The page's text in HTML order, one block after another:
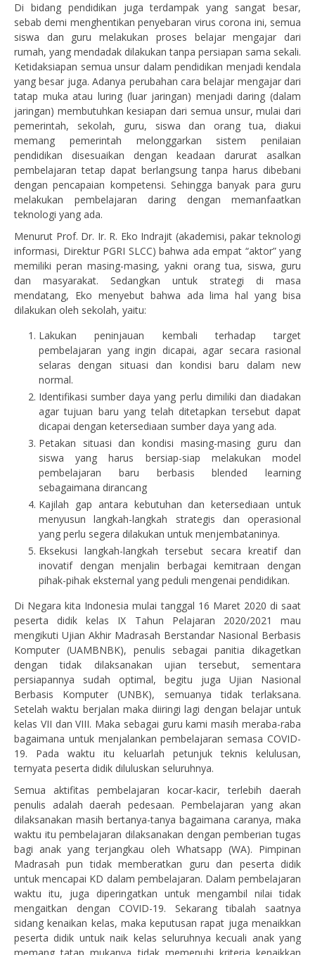
Di bidang pendidikan juga terdampak yang sangat besar,
sebab demi menghentikan penyebaran virus corona ini, semua
siswa dan guru melakukan proses belajar mengajar dari
rumah, yang mendadak dilakukan tanpa persiapan sama sekali.
Ketidaksiapan semua unsur dalam pendidikan menjadi kendala
yang besar juga. Adanya perubahan cara belajar mengajar dari
tatap muka atau luring (luar jaringan) menjadi daring (dalam
jaringan) membutuhkan kesiapan dari semua unsur, mulai dari
pemerintah, sekolah, guru, siswa dan orang tua, diakui
memang pemerintah melonggarkan sistem penilaian
pendidikan disesuaikan dengan keadaan darurat asalkan
pembelajaran tetap dapat berlangsung tanpa harus dibebani
dengan pencapaian kompetensi. Sehingga banyak para guru
melakukan pembelajaran daring dengan memanfaatkan
teknologi yang ada.
Menurut Prof. Dr. Ir. R. Eko Indrajit (akademisi, pakar teknologi
informasi, Direktur PGRI SLCC) bahwa ada empat “aktor” yang
memiliki peran masing-masing, yakni orang tua, siswa, guru
dan masyarakat. Sedangkan untuk strategi di masa
mendatang, Eko menyebut bahwa ada lima hal yang bisa
dilakukan oleh sekolah, yaitu:
Lakukan peninjauan kembali terhadap target
pembelajaran yang ingin dicapai, agar secara rasional
selaras dengan situasi dan kondisi baru dalam new
normal.
Identifikasi sumber daya yang perlu dimiliki dan diadakan
agar tujuan baru yang telah ditetapkan tersebut dapat
dicapai dengan ketersediaan sumber daya yang ada.
Petakan situasi dan kondisi masing-masing guru dan
siswa yang harus bersiap-siap melakukan model
pembelajaran baru berbasis blended learning
sebagaimana dirancang
Kajilah gap antara kebutuhan dan ketersediaan untuk
menyusun langkah-langkah strategis dan operasional
yang perlu segera dilakukan untuk menjembataninya.
Eksekusi langkah-langkah tersebut secara kreatif dan
inovatif dengan menjalin berbagai kemitraan dengan
pihak-pihak eksternal yang peduli mengenai pendidikan.
Di Negara kita Indonesia mulai tanggal 16 Maret 2020 di saat
peserta didik kelas IX Tahun Pelajaran 2020/2021 mau
mengikuti Ujian Akhir Madrasah Berstandar Nasional Berbasis
Komputer (UAMBNBK), penulis sebagai panitia dikagetkan
dengan tidak dilaksanakan ujian tersebut, sementara
persiapannya sudah optimal, begitu juga Ujian Nasional
Berbasis Komputer (UNBK), semuanya tidak terlaksana.
Setelah waktu berjalan maka diiringi lagi dengan belajar untuk
kelas VII dan VIII. Maka sebagai guru kami masih meraba-raba
bagaimana untuk menjalankan pembelajaran semasa COVID-
19. Pada waktu itu keluarlah petunjuk teknis kelulusan,
ternyata peserta didik diluluskan seluruhnya.
Semua aktifitas pembelajaran kocar-kacir, terlebih daerah
penulis adalah daerah pedesaan. Pembelajaran yang akan
dilaksanakan masih bertanya-tanya bagaimana caranya, maka
waktu itu pembelajaran dilaksanakan dengan pemberian tugas
bagi anak yang terjangkau oleh Whatsapp (WA). Pimpinan
Madrasah pun tidak memberatkan guru dan peserta didik
untuk mencapai KD dalam pembelajaran. Dalam pembelajaran
waktu itu, juga diperingatkan untuk mengambil nilai tidak
mengaitkan dengan COVID-19. Sekarang tibalah saatnya
sidang kenaikan kelas, maka keputusan rapat juga menaikkan
peserta didik untuk naik kelas seluruhnya kecuali anak yang